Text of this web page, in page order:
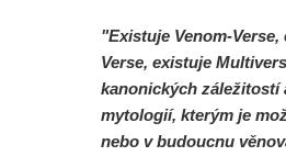
"Existuje Venom-
Verse, existuje
kanonických záležitostí
mytologií, kterým je
nebo v budoucnu